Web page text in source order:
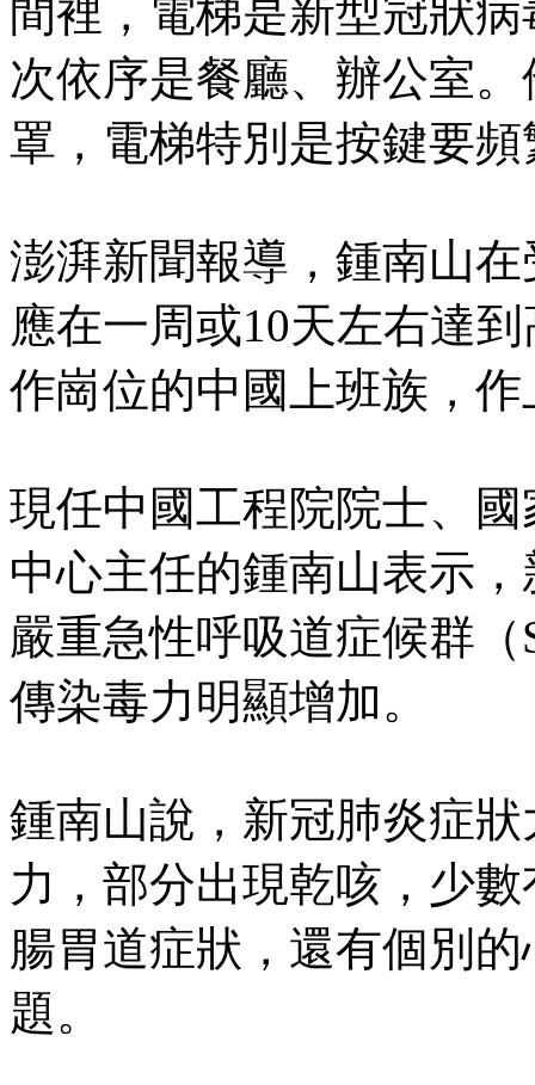
間裡，電梯是新型冠狀
次依序是餐廳、辦公室
罩，電梯特別是按鍵要
澎湃新聞報導，鍾南山
應在一周或10天左右達
作崗位的中國上班族，
現任中國工程院院士、
中心主任的鍾南山表示
嚴重急性呼吸道症候群
傳染毒力明顯增加。
鍾南山說，新冠肺炎症
力，部分出現乾咳，少
腸胃道症狀，還有個別
題。